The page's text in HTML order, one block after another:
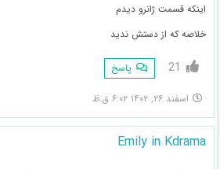
اینکه قسمت ژانرو دیدم
خلاصه که از دستش ندید
21 پاسخ
اسفند ۲۶, ۱۴۰۲ ۶:۰۲ ق.ظ
Emily in Kdrama